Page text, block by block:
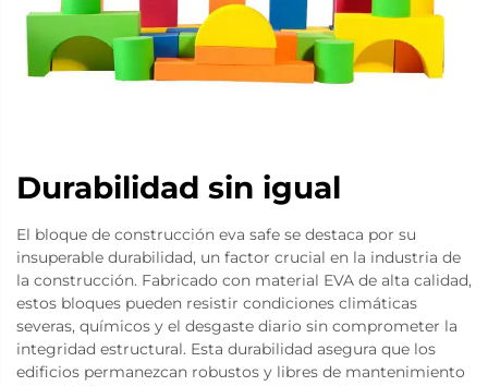
Durabilidad sin igual
El bloque de construcción eva safe se destaca por su
insuperable durabilidad, un factor crucial en la industria de
la construcción. Fabricado con material EVA de alta calidad,
estos bloques pueden resistir condiciones climáticas
severas, químicos y el desgaste diario sin comprometer la
integridad estructural. Esta durabilidad asegura que los
edificios permanezcan robustos y libres de mantenimiento